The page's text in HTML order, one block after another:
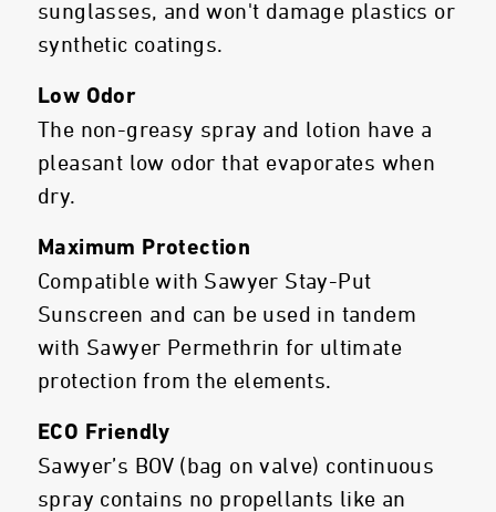
sunglasses, and won't damage plastics or
synthetic coatings.
Low Odor
The non-greasy spray and lotion have a
pleasant low odor that evaporates when
dry.
Maximum Protection
Compatible with Sawyer Stay-Put
Sunscreen and can be used in tandem
with Sawyer Permethrin for ultimate
protection from the elements.
ECO Friendly
Sawyer’s BOV (bag on valve) continuous
spray contains no propellants like an